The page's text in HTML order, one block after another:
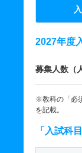
2027年度
募集人数（
※教科の「必
を記載。
「入試科